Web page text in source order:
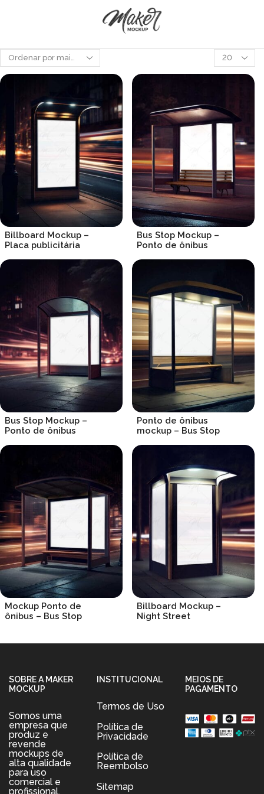
Produtos
por
página
Billboard Mockup –
Placa publicitária
Bus Stop Mockup –
Ponto de ônibus
Bus Stop Mockup –
Ponto de ônibus
Ponto de ônibus
mockup – Bus Stop
Mockup Ponto de
ônibus – Bus Stop
Billboard Mockup –
Night Street
SOBRE A MAKER
MOCKUP
Somos uma
empresa que
produz e
revende
mockups de
alta qualidade
para uso
comercial e
profissional.
INSTITUCIONAL
Termos de Uso
Política de
Privacidade
Política de
Reembolso
Sitemap
MEIOS DE
PAGAMENTO